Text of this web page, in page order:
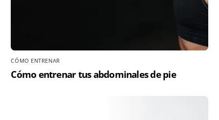
CÓMO ENTRENAR
Cómo entrenar tus abdominales de pie